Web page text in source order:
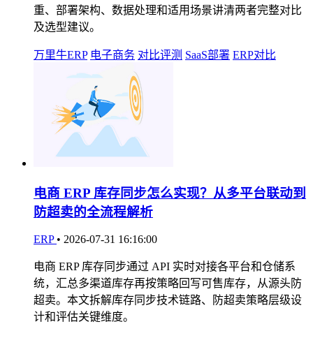
重、部署架构、数据处理和适用场景讲清两者完整对比
及选型建议。
万里牛ERP 电子商务 对比评测 SaaS部署 ERP对比
电商 ERP 库存同步怎么实现？从多平台联动到
防超卖的全流程解析
ERP • 2026-07-31 16:16:00
电商 ERP 库存同步通过 API 实时对接各平台和仓储系
统，汇总多渠道库存再按策略回写可售库存，从源头防
超卖。本文拆解库存同步技术链路、防超卖策略层级设
计和评估关键维度。